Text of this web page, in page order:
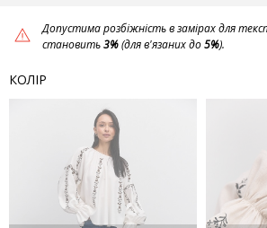
Допустима розбіжність в замірах для
становить3%(для в'язаних до5%).
КОЛІР